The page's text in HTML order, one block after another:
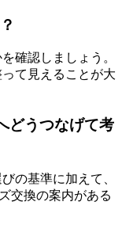
確認しましょう。
て見えることが大
どうつなげて考
の基準に加えて、
交換の案内がある